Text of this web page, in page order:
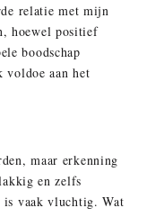
relatie met mijn
hoewel positief
boodschap
voldoe aan het
maar erkenning
en zelfs
is vaak vluchtig. Wat